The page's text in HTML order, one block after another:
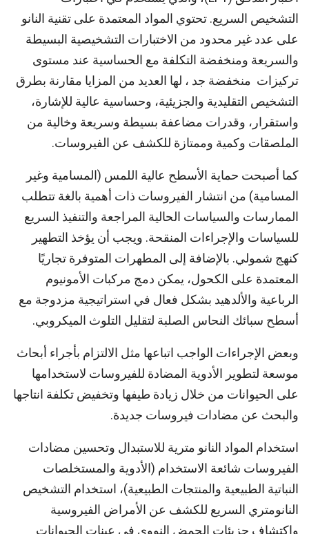
التشخيص السريع. تحتوي المواد المعتمدة على تقنية النانو
على عدد غير محدود من الاختبارات التشخيصية البسيطة
والسريعة ومنخفضة التكلفة مع الحساسية عند مستوى
تركيزات منخفضة جد ، لها العديد من المزايا مقارنة بطرق
التشخيص التقليدية والجزيئية، وحساسية عالية للإشارة،
واستقرار، وقدرات مضاعفة بسيطة وسريعة وخالية من
الملصقات وكمية وممتازة للكشف عن الفيروسات.
كما أصبحت حماية الأسطح عالية اللمس (المسامية وغير
المسامية) من انتشار الفيروسات ذات أهمية بالغة تتطلب
الممارسات والسياسات الحالية المراجعة والتنفيذ السريع
للسياسات والإجراءات المنقحة. ويجب أن يؤخذ التطهير
كنهج شمولي. بالإضافة إلى المطهرات المتوفرة تجاريًا
المعتمدة على الكحول، يمكن دمج مركبات الأمونيوم
الرباعية والألدهيد بشكل فعال في استراتيجية مزدوجة مع
أسطح سبائك النحاس الصلبة لتقليل التلوث الميكروبي.
وبعض الإجراءات الواجب اتباعها مثل الالتزام بأجراء أبحاث
موسعة لتطوير الأدوية المضادة للفيروسات لاستخدامها
على الحيوانات من خلال زيادة طيفها وتخفيض تكلفة انتاجها
والبحث عن مضادات فيروسات جديدة.
استخدام المواد النانو مترية للاستبدال وتحسين مضادات
الفيروسات شائعة الاستخدام (الأدوية والمستخلصات
النباتية الطبيعية والمنتجات الطبيعية)، استخدام التشخيص
النانومتري السريع للكشف عن الأمراض الفيروسية
واكتشاف جزيئات الحمض النووى في عينات الحيوانات